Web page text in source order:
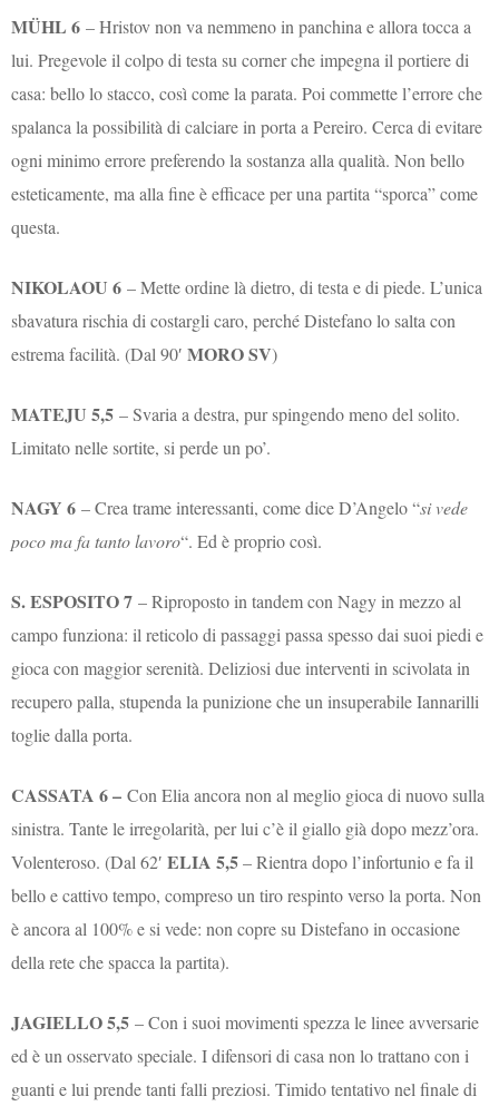
MÜHL 6– Hristov non va nemmeno in panchina e allora tocca a
lui. Pregevole il colpo di testa su corner che impegna il portiere di
casa: bello lo stacco, così come la parata. Poi commette l’errore che
spalanca la possibilità di calciare in porta a Pereiro. Cerca di evitare
ogni minimo errore preferendo la sostanza alla qualità. Non bello
esteticamente, ma alla fine è efficace per una partita “sporca” come
questa.
NIKOLAOU 6– Mette ordine là dietro, di testa e di piede. L’unica
sbavatura rischia di costargli caro, perché Distefano lo salta con
estrema facilità. (Dal 90′MORO SV)
MATEJU 5,5– Svaria a destra, pur spingendo meno del solito.
Limitato nelle sortite, si perde un po’.
NAGY 6– Crea trame interessanti, come dice D’Angelo “si vede
poco ma fa tanto lavoro“. Ed è proprio così.
S. ESPOSITO 7– Riproposto in tandem con Nagy in mezzo al
campo funziona: il reticolo di passaggi passa spesso dai suoi piedi e
gioca con maggior serenità. Deliziosi due interventi in scivolata in
recupero palla, stupenda la punizione che un insuperabile Iannarilli
toglie dalla porta.
CASSATA 6 – Con Elia ancora non al meglio gioca di nuovo sulla
sinistra. Tante le irregolarità, per lui c’è il giallo già dopo mezz’ora.
Volenteroso. (Dal 62′ELIA 5,5– Rientra dopo l’infortunio e fa il
bello e cattivo tempo, compreso un tiro respinto verso la porta. Non
è ancora al 100% e si vede: non copre su Distefano in occasione
della rete che spacca la partita).
JAGIELLO 5,5 – Con i suoi movimenti spezza le linee avversarie
ed è un osservato speciale. I difensori di casa non lo trattano con i
guanti e lui prende tanti falli preziosi. Timido tentativo nel finale di